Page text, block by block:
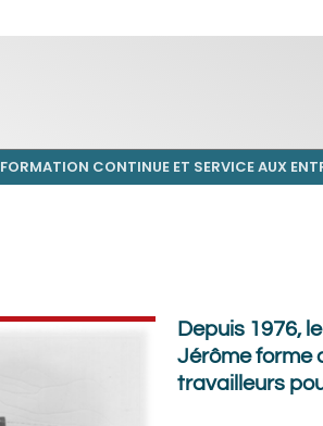
FORMATION CONTINUE ET SERVICE AUX
Depuis 1976,
Jérôme forme
travailleurs